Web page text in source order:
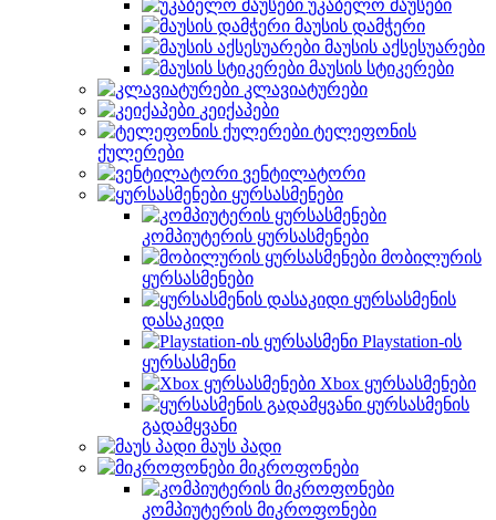
უკაბელო მაუსები
მაუსის დამჭერი
მაუსის აქსესუარები
მაუსის სტიკერები
კლავიატურები
კეიქაპები
ტელეფონის
ქულერები
ვენტილატორი
ყურსასმენები
კომპიუტერის ყურსასმენები
მობილურის
ყურსასმენები
ყურსასმენის
დასაკიდი
Playstation-ის
ყურსასმენი
Xbox ყურსასმენები
ყურსასმენის
გადამყვანი
მაუს პადი
მიკროფონები
კომპიუტერის მიკროფონები